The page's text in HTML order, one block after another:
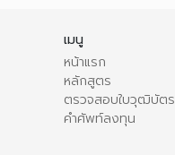
เมนู
หน้าแรก
หลักสูตร
ตรวจสอบใบวุฒิบัตร
คำศัพท์ลงทุน